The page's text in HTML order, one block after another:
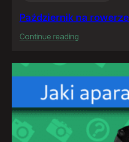
Październik na rowerze
Continue reading
na
rowerze